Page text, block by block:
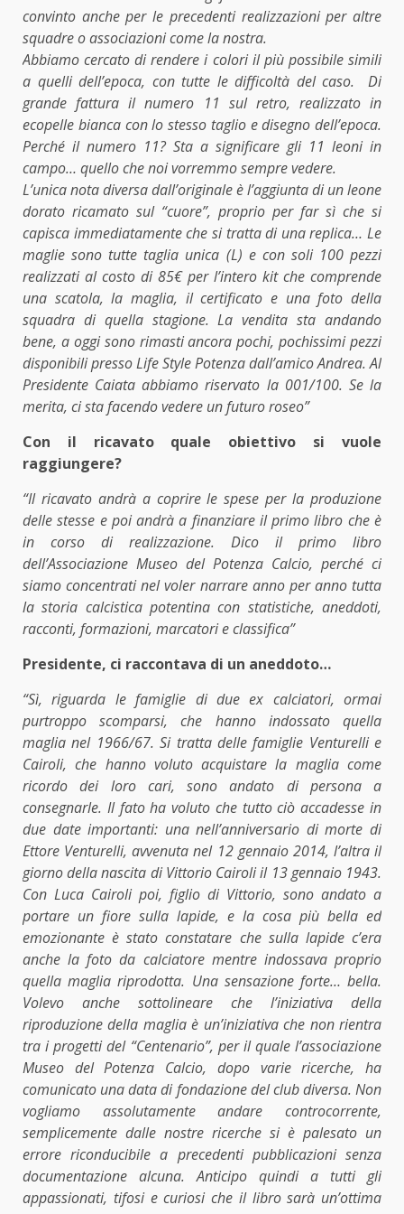
convinto anche per le precedenti realizzazioni per altre
squadre o associazioni come la nostra.
Abbiamo cercato di rendere i colori il più possibile simili
a quelli dell’epoca, con tutte le difficoltà del caso. Di
grande fattura il numero 11 sul retro, realizzato in
ecopelle bianca con lo stesso taglio e disegno dell’epoca.
Perché il numero 11? Sta a significare gli 11 leoni in
campo… quello che noi vorremmo sempre vedere.
L’unica nota diversa dall’originale è l’aggiunta di un leone
dorato ricamato sul “cuore”, proprio per far sì che si
capisca immediatamente che si tratta di una replica… Le
maglie sono tutte taglia unica (L) e con soli 100 pezzi
realizzati al costo di 85€ per l’intero kit che comprende
una scatola, la maglia, il certificato e una foto della
squadra di quella stagione. La vendita sta andando
bene, a oggi sono rimasti ancora pochi, pochissimi pezzi
disponibili presso Life Style Potenza dall’amico Andrea. Al
Presidente Caiata abbiamo riservato la 001/100. Se la
merita, ci sta facendo vedere un futuro roseo”
Con il ricavato quale obiettivo si vuole
raggiungere?
“Il ricavato andrà a coprire le spese per la produzione
delle stesse e poi andrà a finanziare il primo libro che è
in corso di realizzazione. Dico il primo libro
dell’Associazione Museo del Potenza Calcio, perché ci
siamo concentrati nel voler narrare anno per anno tutta
la storia calcistica potentina con statistiche, aneddoti,
racconti, formazioni, marcatori e classifica”
Presidente, ci raccontava di un aneddoto…
“Sì, riguarda le famiglie di due ex calciatori, ormai
purtroppo scomparsi, che hanno indossato quella
maglia nel 1966/67. Si tratta delle famiglie Venturelli e
Cairoli, che hanno voluto acquistare la maglia come
ricordo dei loro cari, sono andato di persona a
consegnarle. Il fato ha voluto che tutto ciò accadesse in
due date importanti: una nell’anniversario di morte di
Ettore Venturelli, avvenuta nel 12 gennaio 2014, l’altra il
giorno della nascita di Vittorio Cairoli il 13 gennaio 1943.
Con Luca Cairoli poi, figlio di Vittorio, sono andato a
portare un fiore sulla lapide, e la cosa più bella ed
emozionante è stato constatare che sulla lapide c’era
anche la foto da calciatore mentre indossava proprio
quella maglia riprodotta. Una sensazione forte… bella.
Volevo anche sottolineare che l’iniziativa della
riproduzione della maglia è un’iniziativa che non rientra
tra i progetti del “Centenario”, per il quale l’associazione
Museo del Potenza Calcio, dopo varie ricerche, ha
comunicato una data di fondazione del club diversa. Non
vogliamo assolutamente andare controcorrente,
semplicemente dalle nostre ricerche si è palesato un
errore riconducibile a precedenti pubblicazioni senza
documentazione alcuna. Anticipo quindi a tutti gli
appassionati, tifosi e curiosi che il libro sarà un’ottima